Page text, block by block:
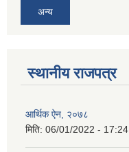
अन्य
स्थानीय राजपत्र
आर्थिक ऐन, २०७८
मिति: 06/01/2022 - 17:24